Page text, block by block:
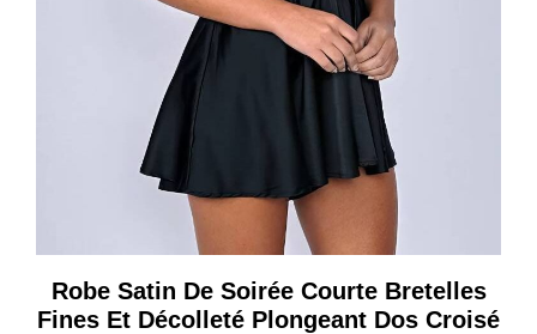
Robe Satin De Soirée Courte Bretelles
Fines Et Décolleté Plongeant Dos Croisé